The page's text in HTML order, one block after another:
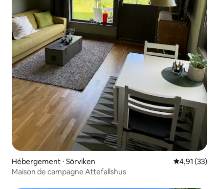
Hébergement ⋅ Sörviken Évaluation
4,91 (33)
Maison de campagne Attefallshus